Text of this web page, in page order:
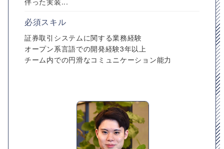
必須スキル
証券取引システムに関する業務経験
オープン系言語での開発経験3年以上
チーム内での円滑なコミュニケーション能力